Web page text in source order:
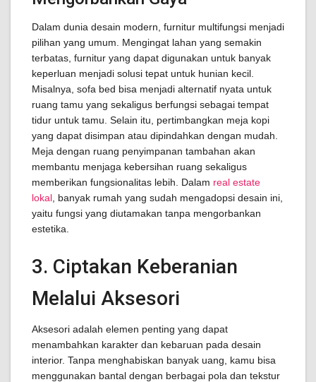
Dalam dunia desain modern, furnitur multifungsi menjadi
pilihan yang umum. Mengingat lahan yang semakin
terbatas, furnitur yang dapat digunakan untuk banyak
keperluan menjadi solusi tepat untuk hunian kecil.
Misalnya, sofa bed bisa menjadi alternatif nyata untuk
ruang tamu yang sekaligus berfungsi sebagai tempat
tidur untuk tamu. Selain itu, pertimbangkan meja kopi
yang dapat disimpan atau dipindahkan dengan mudah.
Meja dengan ruang penyimpanan tambahan akan
membantu menjaga kebersihan ruang sekaligus
memberikan fungsionalitas lebih. Dalam real estate
lokal , banyak rumah yang sudah mengadopsi desain ini,
yaitu fungsi yang diutamakan tanpa mengorbankan
estetika.
3. Ciptakan Keberanian
Melalui Aksesori
Aksesori adalah elemen penting yang dapat
menambahkan karakter dan kebaruan pada desain
interior. Tanpa menghabiskan banyak uang, kamu bisa
menggunakan bantal dengan berbagai pola dan tekstur